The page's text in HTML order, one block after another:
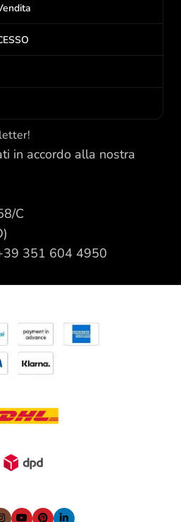
in accordo alla nostra
C
351 604 4950